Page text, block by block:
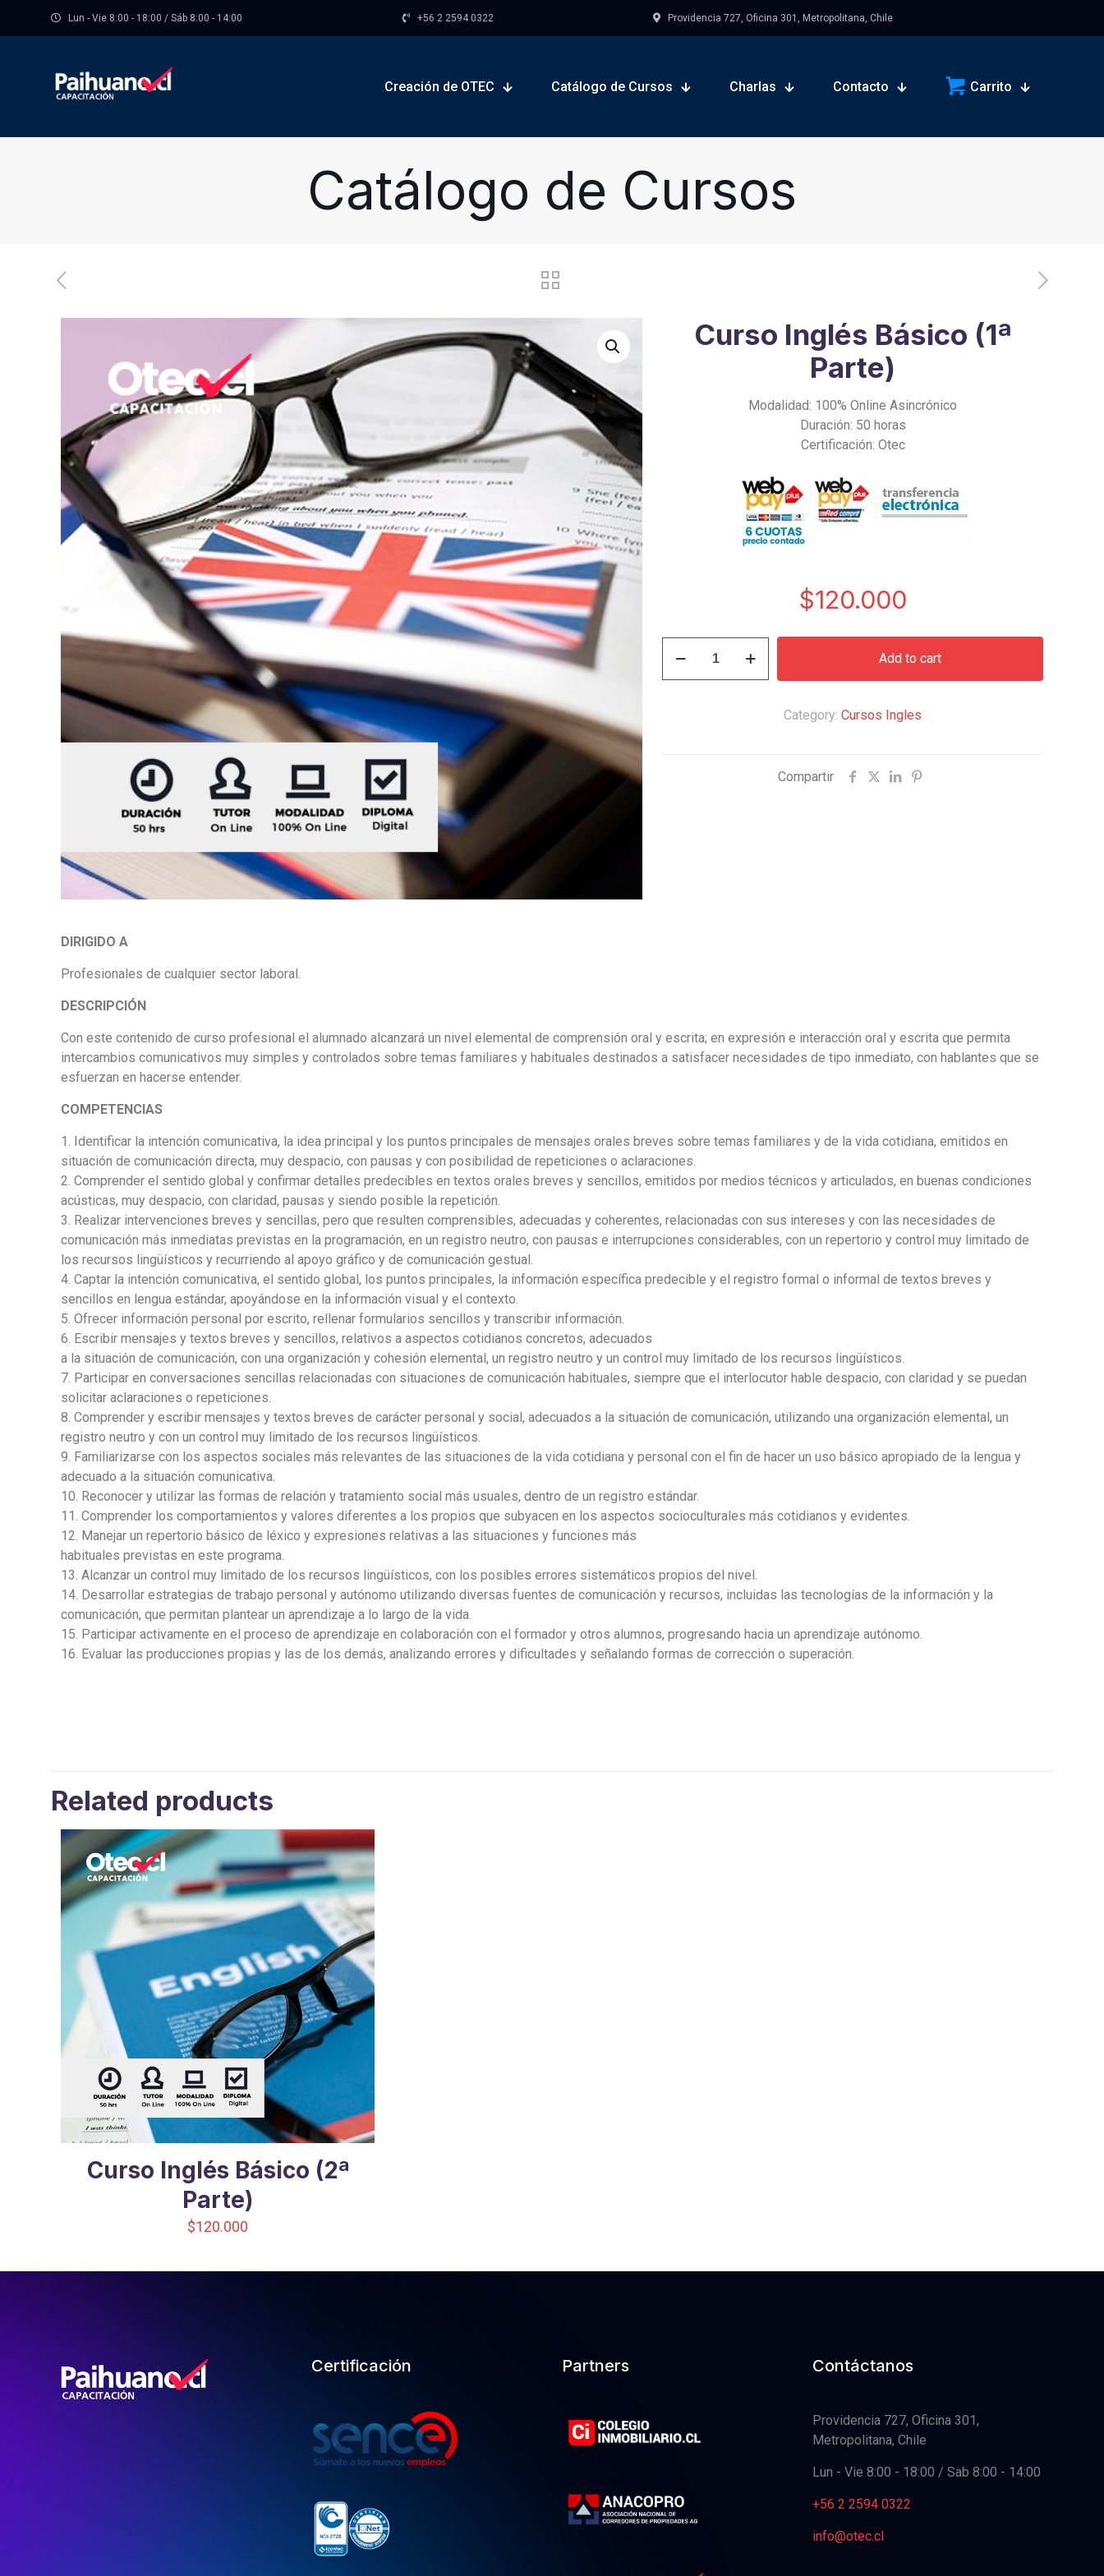
Lun - Vie 8:00 - 18:00 / Sáb 8:00 - 14:00 +56 2 2594 0322 Providencia 727, Oficina 301, Metropolitana, Chile
Creación de OTEC Catálogo de Cursos Charlas Contacto Carrito
Catálogo de Cursos
Curso Inglés Básico (1ª
Parte)
Modalidad: 100% Online Asincrónico
Duración: 50 horas
Certificación: Otec
$120.000
Básico
Add to cart
Category: Cursos Ingles
Compartir
DIRIGIDO A
Profesionales de cualquier sector laboral.
DESCRIPCIÓN
Con este contenido de curso profesional el alumnado alcanzará un nivel elemental de comprensión oral y escrita; en expresión e interacción oral y escrita que permita
intercambios comunicativos muy simples y controlados sobre temas familiares y habituales destinados a satisfacer necesidades de tipo inmediato, con hablantes que se
esfuerzan en hacerse entender.
COMPETENCIAS
1. Identificar la intención comunicativa, la idea principal y los puntos principales de mensajes orales breves sobre temas familiares y de la vida cotidiana, emitidos en
situación de comunicación directa, muy despacio, con pausas y con posibilidad de repeticiones o aclaraciones.
2. Comprender el sentido global y confirmar detalles predecibles en textos orales breves y sencillos, emitidos por medios técnicos y articulados, en buenas condiciones
acústicas, muy despacio, con claridad, pausas y siendo posible la repetición.
3. Realizar intervenciones breves y sencillas, pero que resulten comprensibles, adecuadas y coherentes, relacionadas con sus intereses y con las necesidades de
comunicación más inmediatas previstas en la programación, en un registro neutro, con pausas e interrupciones considerables, con un repertorio y control muy limitado de
los recursos lingüísticos y recurriendo al apoyo gráfico y de comunicación gestual.
4. Captar la intención comunicativa, el sentido global, los puntos principales, la información específica predecible y el registro formal o informal de textos breves y
sencillos en lengua estándar, apoyándose en la información visual y el contexto.
5. Ofrecer información personal por escrito, rellenar formularios sencillos y transcribir información.
6. Escribir mensajes y textos breves y sencillos, relativos a aspectos cotidianos concretos, adecuados
a la situación de comunicación, con una organización y cohesión elemental, un registro neutro yun control muy limitado de los recursos lingüísticos.
7. Participar en conversaciones sencillas relacionadas con situaciones de comunicación habituales, siempre que el interlocutor hable despacio, con claridad y se puedan
solicitar aclaraciones o repeticiones.
8. Comprender y escribir mensajes y textos breves de carácter personal y social, adecuados a la situación de comunicación, utilizando una organización elemental, un
registro neutro y con un control muy limitado de los recursos lingüísticos.
9. Familiarizarse con los aspectos sociales más relevantes de las situaciones de la vida cotidiana y personal con el fin de hacer un uso básico apropiado de la lengua y
adecuado a la situación comunicativa.
10. Reconocer y utilizar las formas de relación y tratamiento social más usuales, dentro de un registro estándar.
11. Comprender los comportamientos y valores diferentes a los propios que subyacen en los aspectos socioculturales más cotidianos y evidentes.
12. Manejar un repertorio básico de léxico y expresiones relativas a las situaciones y funciones más
habituales previstas en este programa.
13. Alcanzar un control muy limitado de los recursos lingüísticos, con los posibles errores sistemáticos propios del nivel.
14. Desarrollar estrategias de trabajo personal y autónomo utilizando diversas fuentes de comunicación y recursos, incluidas las tecnologías de la información y la
comunicación, que permitan plantear un aprendizaje a lo largo de la vida.
15. Participar activamente en el proceso de aprendizaje en colaboración con el formador y otros alumnos, progresando hacia un aprendizaje autónomo.
16. Evaluar las producciones propias y las de los demás, analizando errores y dificultades y señalando formas de corrección o superación.
Related products
Curso Inglés Básico (2ª
Parte)
$120.000
Certificación Partners Contáctanos
Providencia 727, Oficina 301,
Metropolitana, Chile
Lun - Vie 8:00 - 18:00 / Sab 8:00 - 14:00
+56 2 2594 0322
info@otec.cl